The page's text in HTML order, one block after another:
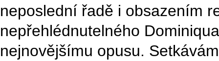
neposlední řadě i obsazením
nepřehlédnutelného
nejnovějšímu opusu.